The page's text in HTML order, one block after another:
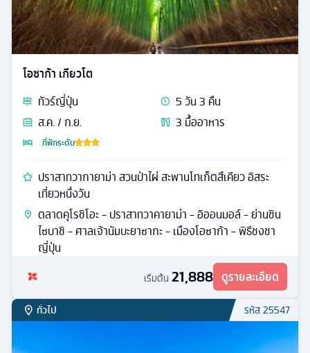
โอซาก้า เกียวโต
ทัวร์ญี่ปุ่น 5วัน3 คืน
ส.ค. / ก.ย.
3 มื้ออาหาร
ที่พักระดับ
ปราสาทวากายาม่า สวนป่าไผ่ สะพานโทเก็ตสึเคียว อิสระ
เที่ยวหนึ่งวัน
ตลาดคุโรชิโอะ - ปราสาทวาคายาม่า - อิออนมอล์ - ย่านชิน
ไซบาชิ - ศาลเจ้านัมบะยาซากะ - เมืองโอซาก้า - พิธีชงชา
ญี่ปุ่น
เริ่มต้น 21,888 ดูรายละเอียด
ทั่วไป รหัส25547